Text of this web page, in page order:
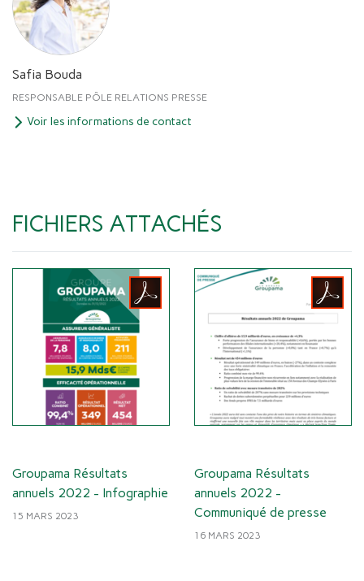
Safia Bouda
RESPONSABLE PÔLE RELATIONS PRESSE
Voir les informations de contact
FICHIERS ATTACHÉS
Groupama Résultats
annuels 2022 - Infographie
15 MARS 2023
Groupama Résultats
annuels 2022 -
Communiqué de presse
16 MARS 2023